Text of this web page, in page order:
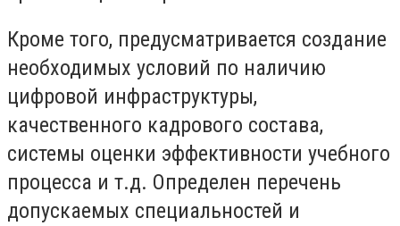
Кроме того, предусматривается создание
необходимых условий по наличию
цифровой инфраструктуры,
качественного кадрового состава,
системы оценки эффективности учебного
процесса и т.д. Определен перечень
допускаемых специальностей и